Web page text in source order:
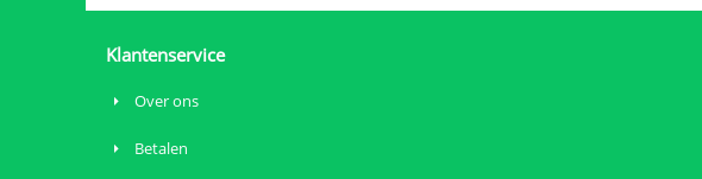
Klantenservice
Over ons
Betalen